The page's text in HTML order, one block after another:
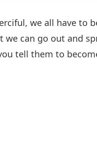
we all have to
can go out and
tell them to